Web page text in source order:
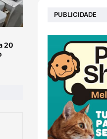
20
PUBLICIDADE